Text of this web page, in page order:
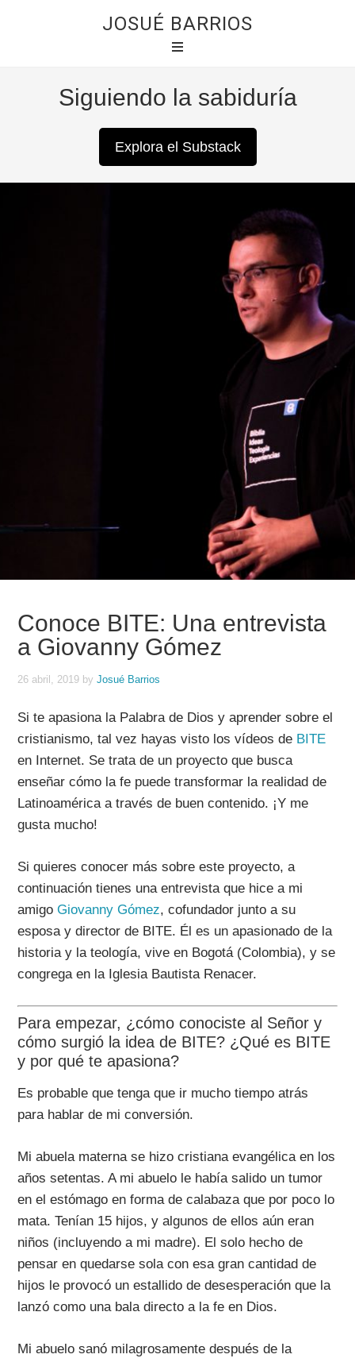
JOSUÉ BARRIOS
Siguiendo la sabiduría
Explora el Substack
Conoce BITE: Una entrevista
a Giovanny Gómez
26 abril, 2019 byJosué Barrios
Si te apasiona la Palabra de Dios y aprender sobre el
cristianismo, tal vez hayas visto los vídeos de BITE
en Internet. Se trata de un proyecto que busca
enseñar cómo la fe puede transformar la realidad de
Latinoamérica a través de buen contenido. ¡Y me
gusta mucho!
Si quieres conocer más sobre este proyecto, a
continuación tienes una entrevista que hice a mi
amigoGiovanny Gómez, cofundador junto a su
esposa y director de BITE. Él es un apasionado de la
historia y la teología, vive en Bogotá (Colombia), y se
congrega en la Iglesia Bautista Renacer.
Para empezar, ¿cómo conociste al Señor y
cómo surgió la idea de BITE? ¿Qué es BITE
y por qué te apasiona?
Es probable que tenga que ir mucho tiempo atrás
para hablar de mi conversión.
Mi abuela materna se hizo cristiana evangélica en los
años setentas. A mi abuelo le había salido un tumor
en el estómago en forma de calabaza que por poco lo
mata. Tenían 15 hijos, y algunos de ellos aún eran
niños (incluyendo a mi madre). El solo hecho de
pensar en quedarse sola con esa gran cantidad de
hijos le provocó un estallido de desesperación que la
lanzó como una bala directo a la fe en Dios.
Mi abuelo sanó milagrosamente después de la